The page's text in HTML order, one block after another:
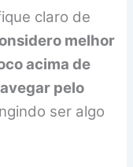
claro de
melhor
acima de
pelo
ser algo